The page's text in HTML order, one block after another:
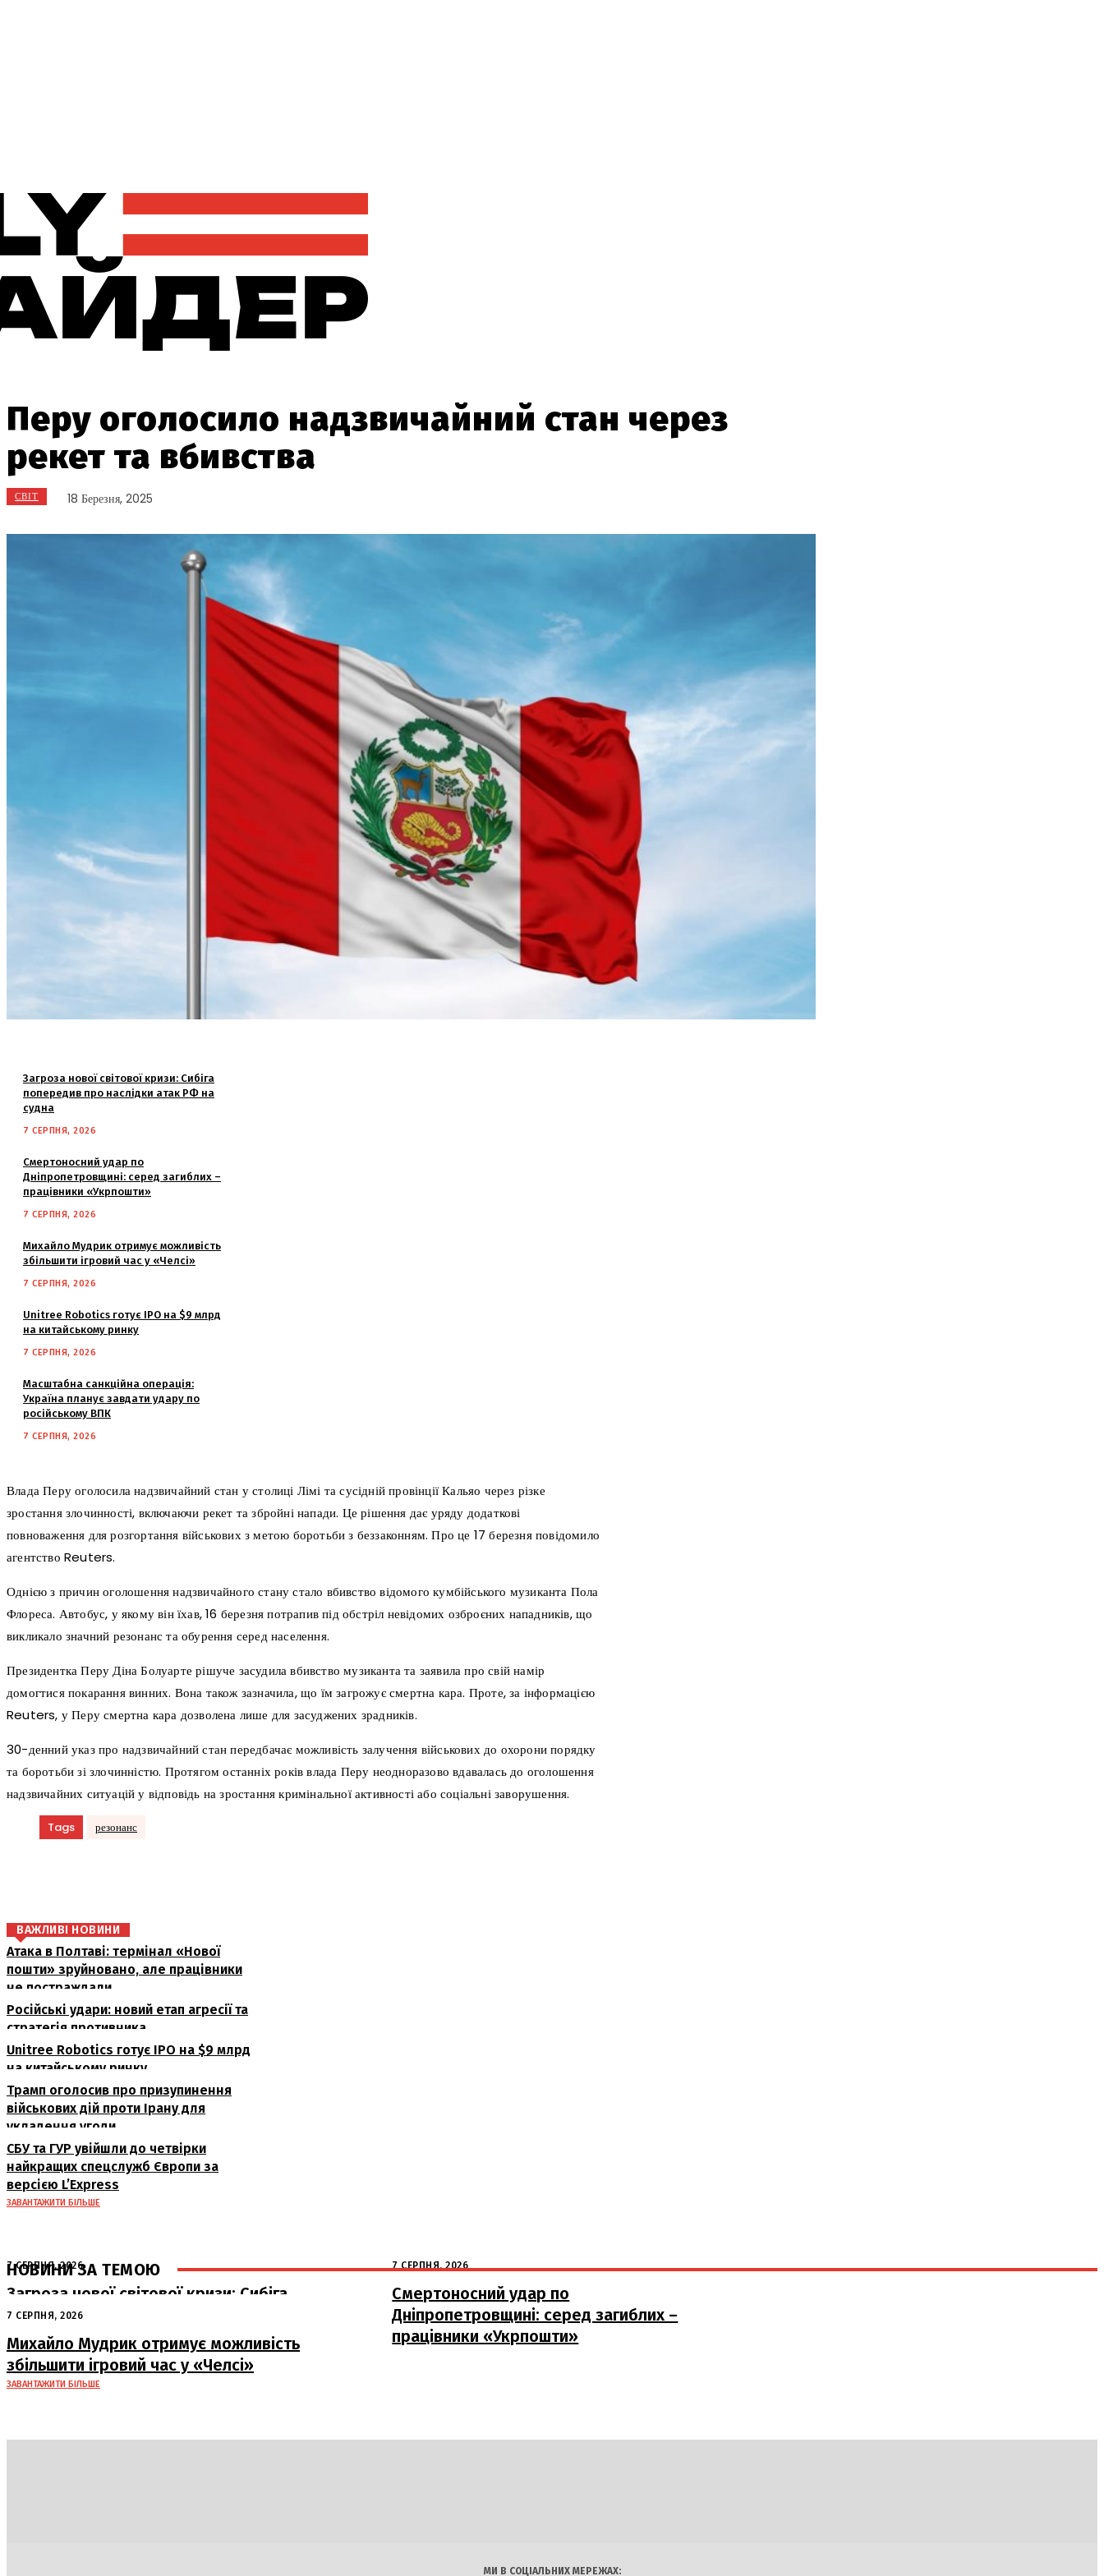
Перу оголосило надзвичайний стан через
рекет та вбивства
СВІТ 18 Березня, 2025
Загроза нової світової кризи: Сибіга
попередив про наслідки атак РФ на
судна
7 СЕРПНЯ, 2026
Смертоносний удар по
Дніпропетровщині: серед загиблих –
працівники «Укрпошти»
7 СЕРПНЯ, 2026
Михайло Мудрик отримує можливість
збільшити ігровий час у «Челсі»
7 СЕРПНЯ, 2026
Unitree Robotics готує IPO на $9 млрд
на китайському ринку
7 СЕРПНЯ, 2026
Масштабна санкційна операція:
Україна планує завдати удару по
російському ВПК
7 СЕРПНЯ, 2026
Влада Перу оголосила надзвичайний стан у столиці Лімі та сусідній провінції Кальяо через різке
зростання злочинності, включаючи рекет та збройні напади. Це рішення дає уряду додаткові
повноваження для розгортання військових з метою боротьби з беззаконням. Про це 17 березня повідомило
агентство Reuters.
Однією з причин оголошення надзвичайного стану стало вбивство відомого кумбійського музиканта Пола
Флореса. Автобус, у якому він їхав, 16 березня потрапив під обстріл невідомих озброєних нападників, що
викликало значний резонанс та обурення серед населення.
Президентка Перу Діна Болуарте рішуче засудила вбивство музиканта та заявила про свій намір
домогтися покарання винних. Вона також зазначила, що їм загрожує смертна кара. Проте, за інформацією
Reuters, у Перу смертна кара дозволена лише для засуджених зрадників.
30-денний указ про надзвичайний стан передбачає можливість залучення військових до охорони порядку
та боротьби зі злочинністю. Протягом останніх років влада Перу неодноразово вдавалась до оголошення
надзвичайних ситуацій у відповідь на зростання кримінальної активності або соціальні заворушення.
Tags резонанс
ВАЖЛИВІ НОВИНИ
Атака в Полтаві: термінал «Нової
пошти» зруйновано, але працівники
не постраждали
Російські удари: новий етап агресії та
стратегія противника
Unitree Robotics готує IPO на $9 млрд
на китайському ринку
Трамп оголосив про призупинення
військових дій проти Ірану для
укладення угоди
СБУ та ГУР увійшли до четвірки
найкращих спецслужб Європи за
версією L’Express
ЗАВАНТАЖИТИ БІЛЬШЕ
НОВИНИ ЗА ТЕМОЮ
7 СЕРПНЯ, 2026
Загроза нової світової кризи: Сибіга
попередив про наслідки атак РФ на
судна
7 СЕРПНЯ, 2026
Смертоносний удар по
Дніпропетровщині: серед загиблих –
працівники «Укрпошти»
7 СЕРПНЯ, 2026
Михайло Мудрик отримує можливість
збільшити ігровий час у «Челсі»
ЗАВАНТАЖИТИ БІЛЬШЕ
МИ В СОЦІАЛЬНИХ МЕРЕЖАХ: